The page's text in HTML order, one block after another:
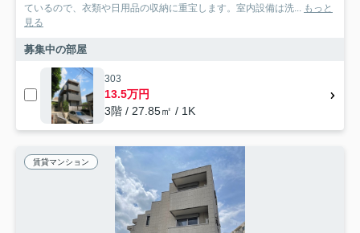
ているので、衣類や日用品の収納に重宝します。室内設備は洗...
もっと
見る
募集中の部屋
303
13.5万円
3階 / 27.85㎡ / 1K
賃貸マンション